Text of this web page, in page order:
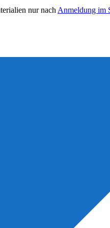
nur nach Anmeldung im